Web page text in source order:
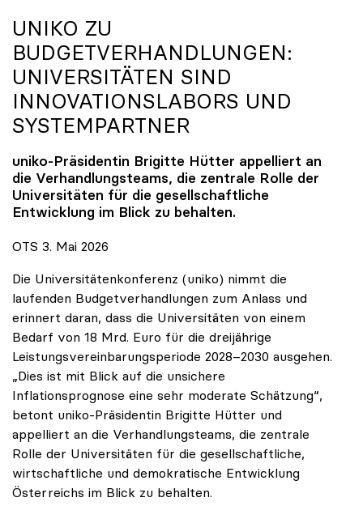
UNIKO ZU
BUDGETVERHANDLUNGEN:
UNIVERSITÄTEN SIND
INNOVATIONSLABORS UND
SYSTEMPARTNER
uniko-Präsidentin Brigitte Hütter appelliert an
die Verhandlungsteams, die zentrale Rolle der
Universitäten für die gesellschaftliche
Entwicklung im Blick zu behalten.
OTS 3. Mai 2026
Die Universitätenkonferenz (uniko) nimmt die
laufenden Budgetverhandlungen zum Anlass und
erinnert daran, dass die Universitäten von einem
Bedarf von 18 Mrd. Euro für die dreijährige
Leistungsvereinbarungsperiode 2028–2030 ausgehen.
„Dies ist mit Blick auf die unsichere
Inflationsprognose eine sehr moderate Schätzung“,
betont uniko-Präsidentin Brigitte Hütter und
appelliert an die Verhandlungsteams, die zentrale
Rolle der Universitäten für die gesellschaftliche,
wirtschaftliche und demokratische Entwicklung
Österreichs im Blick zu behalten.